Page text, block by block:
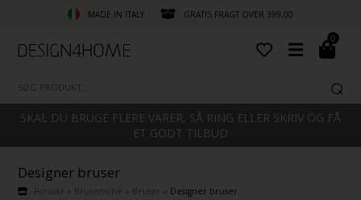
MADE IN ITALY GRATIS FRAGT OVER 399,00
0
SKAL DU BRUGE FLERE VARER, SÅ RING ELLER SKRIV OG FÅ
ET GODT TILBUD
Designer bruser
Forside Bruseniche Bruser Designer bruser